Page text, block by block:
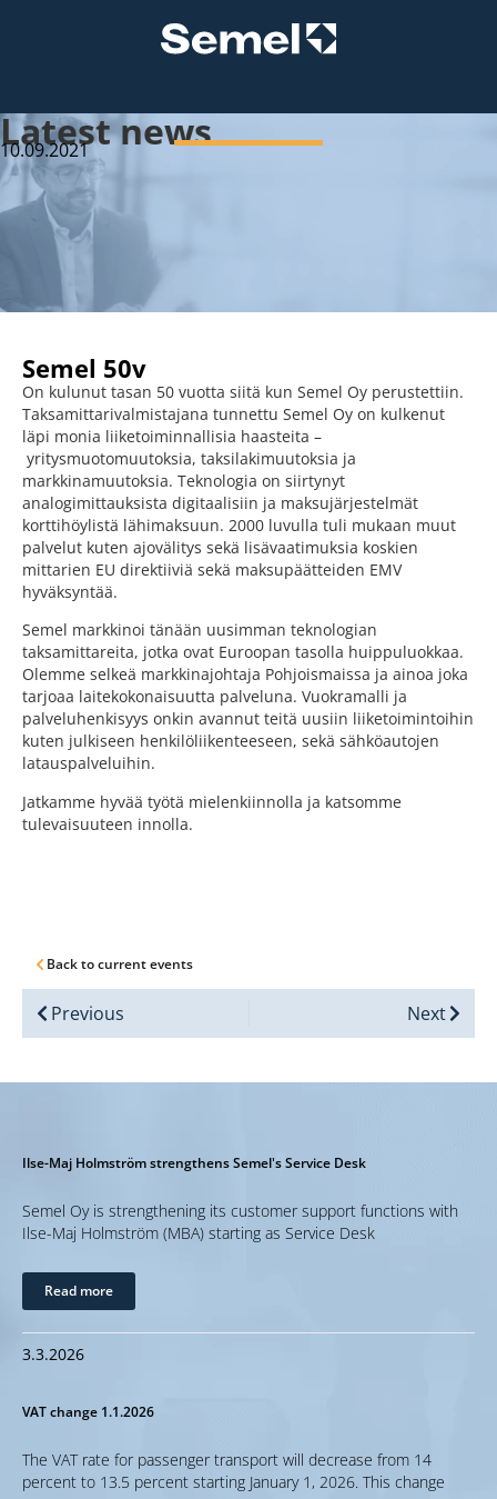
Latest news
10.09.2021
Semel 50v
On kulunut tasan 50 vuotta siitä kun Semel Oy perustettiin.
Taksamittarivalmistajana tunnettu Semel Oy on kulkenut
läpi monia liiketoiminnallisia haasteita –
yritysmuotomuutoksia, taksilakimuutoksia ja
markkinamuutoksia. Teknologia on siirtynyt
analogimittauksista digitaalisiin ja maksujärjestelmät
korttihöylistä lähimaksuun. 2000 luvulla tuli mukaan muut
palvelut kuten ajovälitys sekä lisävaatimuksia koskien
mittarien EU direktiiviä sekä maksupäätteiden EMV
hyväksyntää.
Semel markkinoi tänään uusimman teknologian
taksamittareita, jotka ovat Euroopan tasolla huippuluokkaa.
Olemme selkeä markkinajohtaja Pohjoismaissa ja ainoa joka
tarjoaa laitekokonaisuutta palveluna. Vuokramalli ja
palveluhenkisyys onkin avannut teitä uusiin liiketoimintoihin
kuten julkiseen henkilöliikenteeseen, sekä sähköautojen
latauspalveluihin.
Jatkamme hyvää työtä mielenkiinnolla ja katsomme
tulevaisuuteen innolla.
Back to current events
Previous Next
Ilse-Maj Holmström strengthens Semel's Service Desk
Semel Oy is strengthening its customer support functions with
Ilse-Maj Holmström (MBA) starting as Service Desk
Read more
3.3.2026
VAT change 1.1.2026
The VAT rate for passenger transport will decrease from 14
percent to 13.5 percent starting January 1, 2026. This change